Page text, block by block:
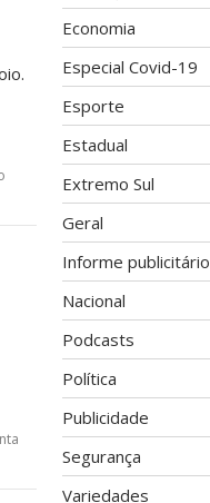
Economia
Especial Covid-19
Esporte
Estadual
Extremo Sul
Geral
Informe publicitário
Nacional
Podcasts
Política
Publicidade
Segurança
Variedades